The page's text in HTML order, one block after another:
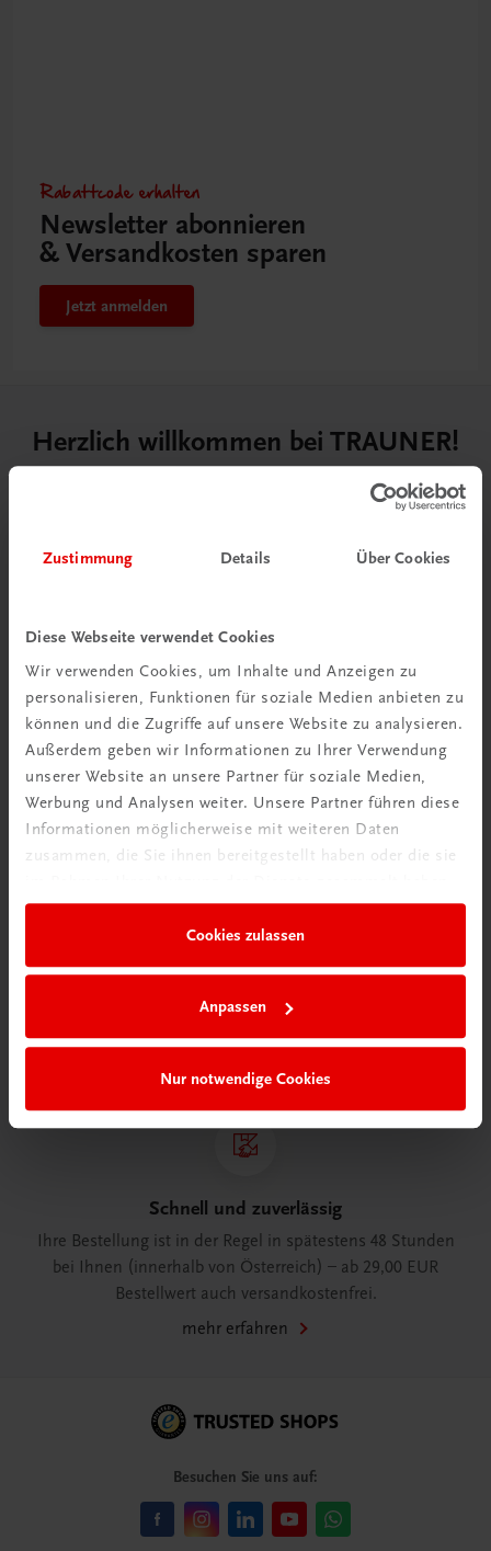
Zustimmung Details Über Cookies
Diese Webseite verwendet Cookies
Wir verwenden Cookies, um Inhalte und Anzeigen zu
personalisieren, Funktionen für soziale Medien anbieten zu
können und die Zugriffe auf unsere Website zu analysieren.
Außerdem geben wir Informationen zu Ihrer Verwendung
unserer Website an unsere Partner für soziale Medien,
Werbung und Analysen weiter. Unsere Partner führen diese
Informationen möglicherweise mit weiteren Daten
zusammen, die Sie ihnen bereitgestellt haben oder die sie
Cookies zulassen
Anpassen
Nur notwendige Cookies
Rabattcode erhalten
Newsletter abonnieren
& Versandkosten sparen
Jetzt anmelden
Herzlich willkommen bei TRAUNER!
75 Mitarbeiterinnen und Mitarbeitern, die eines verbindet:
Begeisterung für unsere Produkte.
mehr erfahren
Wir sind gerne für Sie da
Österreich/Austria
Tel.:+43 732 778241
buchservice@trauner.at
+43 664 88 58 69 41
Schnell und zuverlässig
Ihre Bestellung ist in der Regel in spätestens 48 Stunden
bei Ihnen (innerhalb von Österreich) – ab 29,00 EUR
Bestellwert auch versandkostenfrei.
mehr erfahren
Besuchen Sie uns auf: